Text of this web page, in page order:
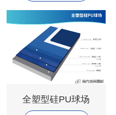
全塑型硅PU球场